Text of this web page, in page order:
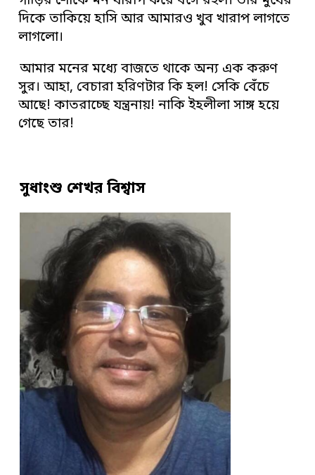
দিকে তাকিয়ে হাসি আর আমারও খুব খারাপ লাগতে
লাগলো।
আমার মনের মধ্যে বাজতে থাকে অন্য এক করুণ
সুর। আহা, বেচারা হরিণটার কি হল! সেকি বেঁচে
আছে! কাতরাচ্ছে যন্ত্রনায়! নাকি ইহলীলা সাঙ্গ হয়ে
গেছে তার!
সুধাংশু শেখর বিশ্বাস